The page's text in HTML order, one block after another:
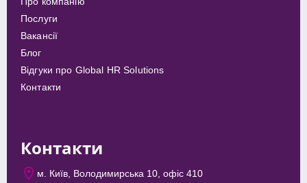
Послуги
Вакансії
Блог
Відгуки про Global HR Solutions
Контакти
Контакти
м. Київ, Володимирська 10, офіс 410